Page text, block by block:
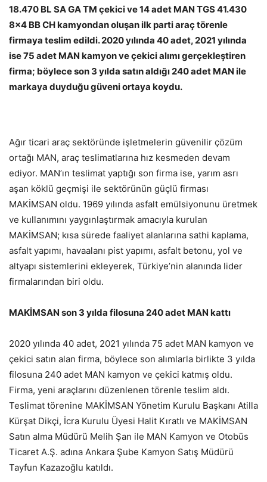
18.470 BL SA GA TM çekici ve 14 adet MAN TGS 41.430
8×4 BB CH kamyondan oluşan ilk parti araç törenle
firmaya teslim edildi. 2020 yılında 40 adet, 2021 yılında
ise 75 adet MAN kamyon ve çekici alımı gerçekleştiren
firma; böylece son 3 yılda satın aldığı 240 adet MAN ile
markaya duyduğu güveni ortaya koydu.
Ağır ticari araç sektöründe işletmelerin güvenilir çözüm
ortağı MAN, araç teslimatlarına hız kesmeden devam
ediyor. MAN’ın teslimat yaptığı son firma ise, yarım asrı
aşan köklü geçmişi ile sektörünün güçlü firması
MAKİMSAN oldu. 1969 yılında asfalt emülsiyonunu üretmek
ve kullanımını yaygınlaştırmak amacıyla kurulan
MAKİMSAN; kısa sürede faaliyet alanlarına sathi kaplama,
asfalt yapımı, havaalanı pist yapımı, asfalt betonu, yol ve
altyapı sistemlerini ekleyerek, Türkiye’nin alanında lider
firmalarından biri oldu.
MAKİMSAN son 3 yılda filosuna 240 adet MAN kattı
2020 yılında 40 adet, 2021 yılında 75 adet MAN kamyon ve
çekici satın alan firma, böylece son alımlarla birlikte 3 yılda
filosuna 240 adet MAN kamyon ve çekici katmış oldu.
Firma, yeni araçlarını düzenlenen törenle teslim aldı.
Teslimat törenine MAKİMSAN Yönetim Kurulu Başkanı Atilla
Kürşat Dikçi, İcra Kurulu Üyesi Halit Kıratlı ve MAKİMSAN
Satın alma Müdürü Melih Şan ile MAN Kamyon ve Otobüs
Ticaret A.Ş. adına Ankara Şube Kamyon Satış Müdürü
Tayfun Kazazoğlu katıldı.